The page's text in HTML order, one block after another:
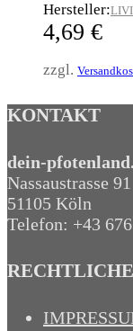
Hersteller:
4,69 €
zzgl.
KONTAKT
dein-
Nassaustrasse 91
51105 Köln
Telefon: +43